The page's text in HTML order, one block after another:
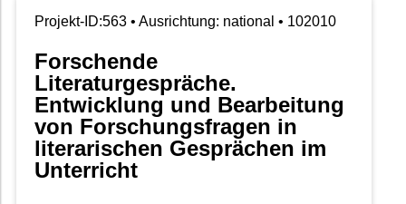
Projekt-ID:563 • Ausrichtung: national • 102010
Forschende
Literaturgespräche.
Entwicklung und Bearbeitung
von Forschungsfragen in
literarischen Gesprächen im
Unterricht